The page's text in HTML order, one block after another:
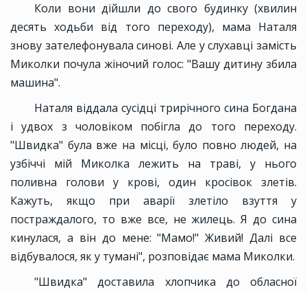
Коли вони дійшли до свого будинку (хвилин
десять ходьби від того переходу), мама Наталя
знову зателефонувала синові. Але у слухавці замість
Миколки почула жіночий голос: "Вашу дитину збила
машина".
Наталя віддала сусідці трирічного сина Богдана
і удвох з чоловіком побігла до того переходу.
"Швидка" була вже на місці, було повно людей, на
узбіччі мій Миколка лежить на траві, у нього
поливна голови у крові, один кросівок злетів.
Кажуть, якщо при аварії злетіло взуття у
постраждалого, то вже все, не жилець. Я до сина
кинулася, а він до мене: "Мамо!" Живий! Далі все
відбувалося, як у тумані", розповідає мама Миколки.
"Швидка" доставила хлопчика до обласної